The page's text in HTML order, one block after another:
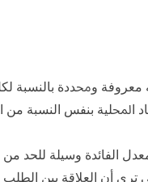
ﻣﻌﺮﻭﻓﺔ ﻭﳏﺪﺩﺓ ﺑﺎﻟﻨﺴﺒﺔ
ﺍﶈﻠﻴﺔ ﺑﻨﻔﺲ ﺍﻟﻨﺴﺒﺔ
الفائدة وسيلة للحد
ترى أن العلاقة بين